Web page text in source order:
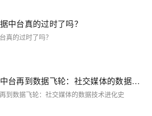
中台真的过时了吗？
真的过时了吗？
从数据仓库到数据中台再到数据飞轮：社交媒体的数据技术进化史
到数据飞轮：社交媒体的数据技术进化史